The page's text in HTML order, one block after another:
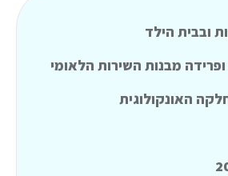
ובבית הילד
מבנות השירות הלאומי
האונקולוגית